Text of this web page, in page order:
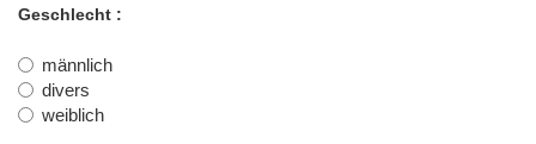
Geschlecht
männlich
divers
weiblich